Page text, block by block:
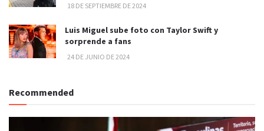
18 DE SEPTIEMBRE DE 2024
Luis Miguel sube foto con Taylor Swift y
sorprende a fans
24 DE JUNIO DE 2024
Recommended